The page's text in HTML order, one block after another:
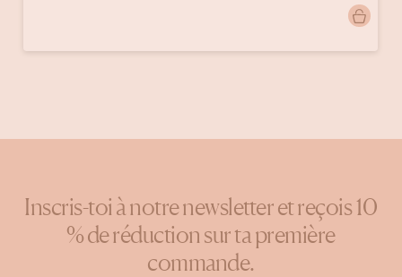
publiée
Inscris-toi à notre newsletter et reçois 10
% de réduction sur ta première
commande.